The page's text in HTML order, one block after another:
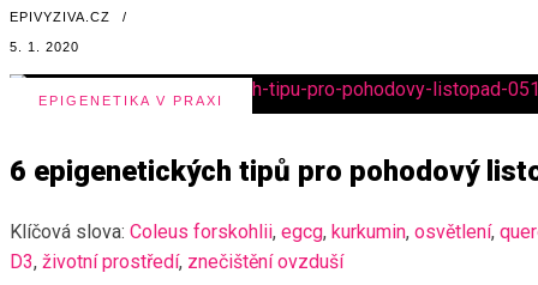
EPIVYZIVA.CZ /
5. 1. 2020
EPIGENETIKA V PRAXI
6 epigenetických tipů pro pohodový
Klíčová slova: Coleus forskohlii, egcg, kurkumin, osvětlení,
D3, životní prostředí, znečištění ovzduší